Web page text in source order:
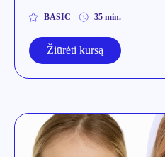
BASIC 35 min.
Žiūrėti kursą